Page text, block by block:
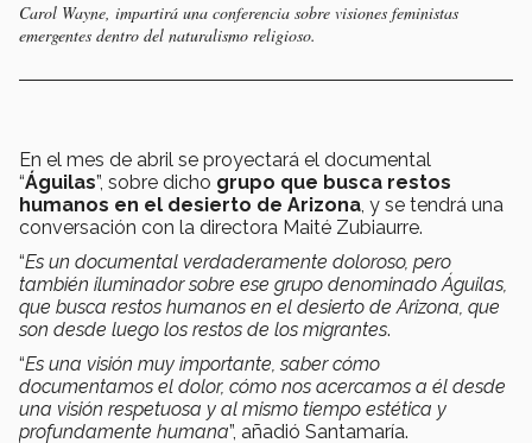
Carol Wayne, impartirá una conferencia sobre visiones feministas
emergentes dentro del naturalismo religioso.
En el mes de abril se proyectará el documental
“Águilas”, sobre dicho grupo que busca restos
humanos en el desierto de Arizona, y se tendrá una
conversación con la directora Maité Zubiaurre.
“Es un documental verdaderamente doloroso, pero
también iluminador sobre ese grupo denominado Águilas,
que busca restos humanos en el desierto de Arizona, que
son desde luego los restos de los migrantes.
“Es una visión muy importante, saber cómo
documentamos el dolor, cómo nos acercamos a él desde
una visión respetuosa y al mismo tiempo estética y
profundamente humana”, añadió Santamaría.